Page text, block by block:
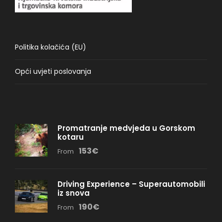
Politika kolačića (EU)
Opći uvjeti poslovanja
Promatranje medvjeda u Gorskom
kotaru
From 153€
Driving Experience – Superautomobili
iz snova
From 190€